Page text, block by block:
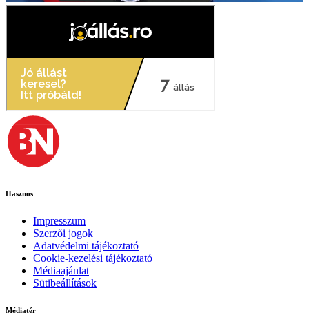
Hasznos
Impresszum
Szerzői jogok
Adatvédelmi tájékoztató
Cookie-kezelési tájékoztató
Médiaajánlat
Sütibeállítások
Médiatér